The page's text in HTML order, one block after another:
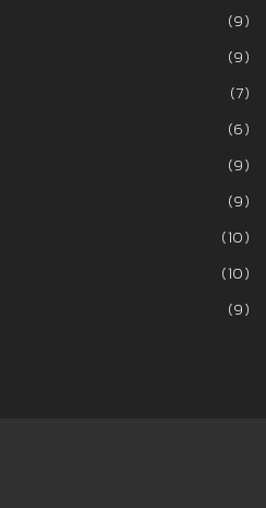
(9)
(9)
(7)
(6)
(9)
(9)
(10)
(10)
(9)